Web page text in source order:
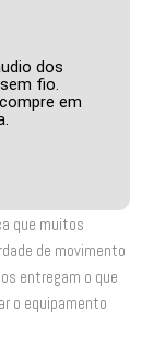
dos
fio.
em
que muitos
de movimento
entregam o que
o equipamento